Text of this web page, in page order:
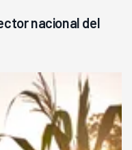
nacional del